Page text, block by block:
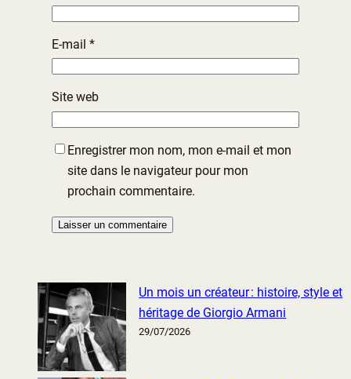
E-mail *
Site web
Enregistrer mon nom, mon e-mail et mon
site dans le navigateur pour mon
prochain commentaire.
Un mois un créateur : histoire, style et
héritage de Giorgio Armani
29/07/2026